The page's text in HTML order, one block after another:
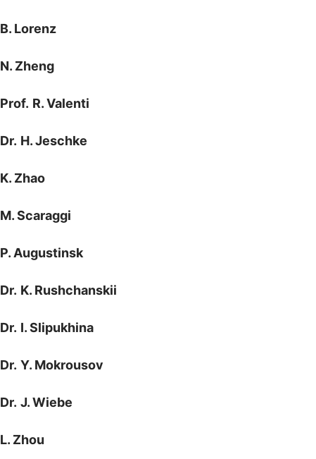
B. Lorenz
N. Zheng
Prof. R. Valenti
Dr. H. Jeschke
K. Zhao
M. Scaraggi
P. Augustinsk
Dr. K. Rushchanskii
Dr. I. Slipukhina
Dr. Y. Mokrousov
Dr. J. Wiebe
L. Zhou